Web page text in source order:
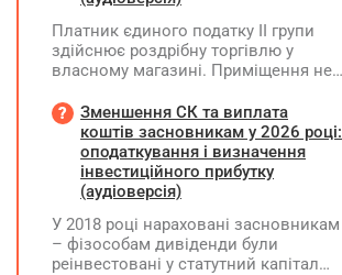
Платник єдиного податку ІІ групи
здійснює роздрібну торгівлю у
власному магазині. Приміщення не
земельну ділянку має як ФОП. Як
правильно застосувати пільгу з
земельного податку? Подано форму
№20-ОПП на магазин і землю. Чи
необхідно подавати декларацію з
пільги зазначати?
Зменшення СК та виплата
коштів засновникам у 2026 році:
оподаткування і визначення
інвестиційного прибутку
(аудіоверсія)
У 2018 році нараховані засновникам
– фізособам дивіденди були
реінвестовані у статутний капітал